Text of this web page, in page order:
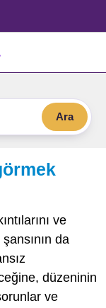
Ara
ve
da
düzeninin
ve